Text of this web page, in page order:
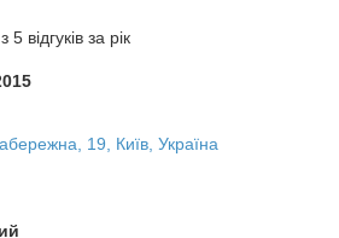
відгуків за рік
19, Київ, Україна